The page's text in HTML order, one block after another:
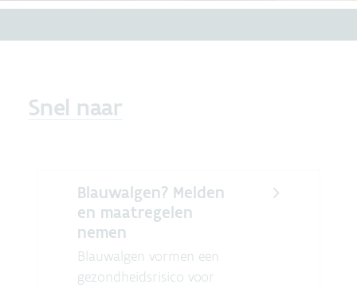
Snel naar
Blauwalgen? Melden
en maatregelen
nemen
Blauwalgen vormen een
gezondheidsrisico voor